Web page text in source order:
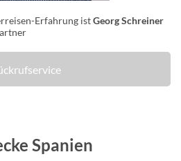
Erfahrung istGeorg Schreiner
Spanien